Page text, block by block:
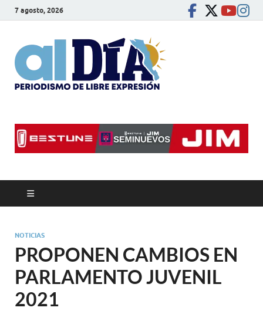
7 agosto, 2026
NOTICIAS
PROPONEN CAMBIOS EN
PARLAMENTO JUVENIL
2021